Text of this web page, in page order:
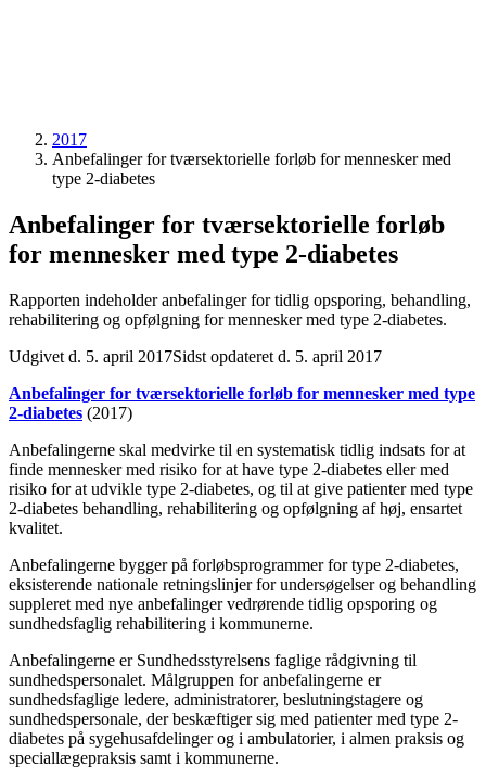
2017
Anbefalinger for tværsektorielle forløb for mennesker med
type 2-diabetes
Anbefalinger for tværsektorielle forløb
for mennesker med type 2-diabetes
Rapporten indeholder anbefalinger for tidlig opsporing, behandling,
rehabilitering og opfølgning for mennesker med type 2-diabetes.
Udgivet d. 5. april 2017Sidst opdateret d. 5. april 2017
Anbefalinger for tværsektorielle forløb for mennesker med type
2-diabetes (2017)
Anbefalingerne skal medvirke til en systematisk tidlig indsats for at
finde mennesker med risiko for at have type 2-diabetes eller med
risiko for at udvikle type 2-diabetes, og til at give patienter med type
2-diabetes behandling, rehabilitering og opfølgning af høj, ensartet
kvalitet.
Anbefalingerne bygger på forløbsprogrammer for type 2-diabetes,
eksisterende nationale retningslinjer for undersøgelser og behandling
suppleret med nye anbefalinger vedrørende tidlig opsporing og
sundhedsfaglig rehabilitering i kommunerne.
Anbefalingerne er Sundhedsstyrelsens faglige rådgivning til
sundhedspersonalet. Målgruppen for anbefalingerne er
sundhedsfaglige ledere, administratorer, beslutningstagere og
sundhedspersonale, der beskæftiger sig med patienter med type 2-
diabetes på sygehusafdelinger og i ambulatorier, i almen praksis og
speciallægepraksis samt i kommunerne.